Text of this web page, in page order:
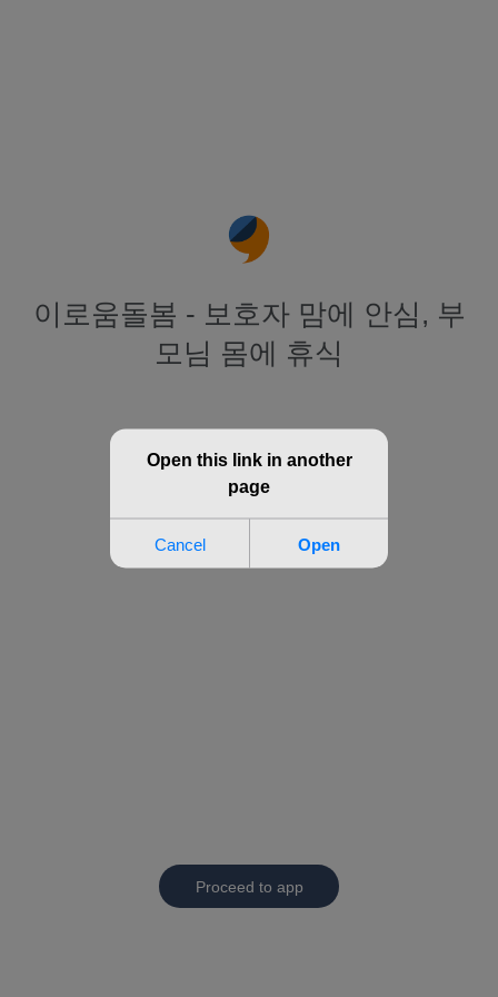
이로움돌봄 - 보호자 맘에 안심, 부
모님 몸에 휴식
Proceed to app